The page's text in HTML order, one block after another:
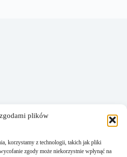
plików
korzystamy z technologii, takich jak pliki
zgody może niekorzystnie wpłynąć na